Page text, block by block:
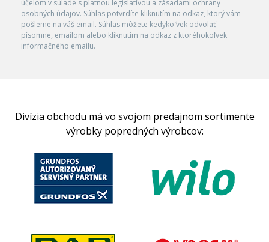
účelom v súlade s platnou legislatívou a zásadami ochrany
osobných údajov. Súhlas potvrdíte kliknutím na odkaz, ktorý vám
pošleme na váš email. Súhlas môžete kedykoľvek odvolať
písomne, emailom alebo kliknutím na odkaz z ktoréhokoľvek
informačného emailu.
Divízia obchodu má vo svojom predajnom sortimente
výrobky popredných výrobcov: